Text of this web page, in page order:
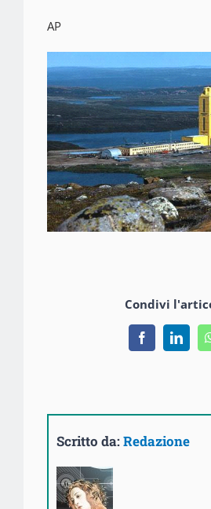
AP
Condivi
Facebook
Scritto da:Redazione